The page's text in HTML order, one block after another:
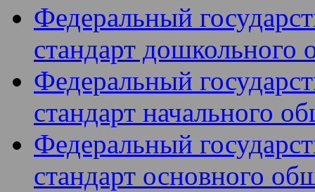
Федеральный
стандарт дошкольного
Федеральный
стандарт начального
Федеральный
стандарт основного